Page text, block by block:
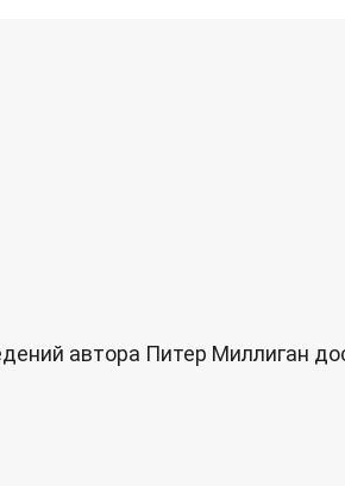
автора Питер Миллиган